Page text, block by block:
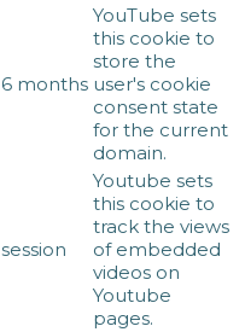
6 months
YouTube sets
this cookie to
store the
user's cookie
consent state
for the current
domain.
session
Youtube sets
this cookie to
track the views
of embedded
videos on
Youtube
pages.